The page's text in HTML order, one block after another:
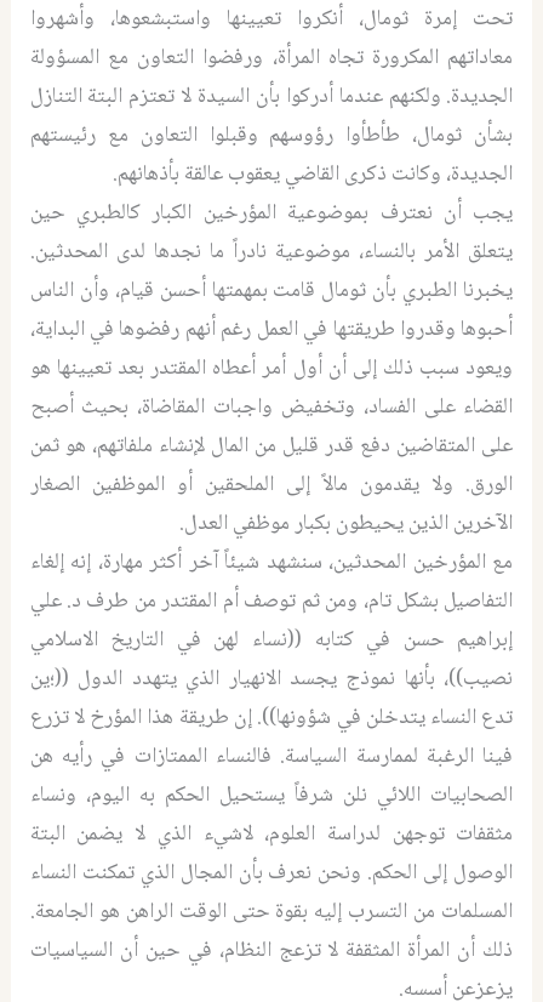
تحت إمرة ثومال، أنكروا تعيينها واستبشعوها، وأشهروا
معاداتهم المكرورة تجاه المرأة، ورفضوا التعاون مع المسؤولة
الجديدة. ولكنهم عندما أدركوا بأن السيدة لا تعتزم البتة التنازل
بشأن ثومال، طأطأوا رؤوسهم وقبلوا التعاون مع رئيستهم
الجديدة، وكانت ذكرى القاضي يعقوب عالقة بأذهانهم.
يجب أن نعترف بموضوعية المؤرخين الكبار كالطبري حين
يتعلق الأمر بالنساء، موضوعية نادراً ما نجدها لدى المحدثين.
يخبرنا الطبري بأن ثومال قامت بمهمتها أحسن قيام، وأن الناس
أحبوها وقدروا طريقتها في العمل رغم أنهم رفضوها في البداية،
ويعود سبب ذلك إلى أن أول أمر أعطاه المقتدر بعد تعيينها هو
القضاء على الفساد، وتخفيض واجبات المقاضاة، بحيث أصبح
على المتقاضين دفع قدر قليل من المال لإنشاء ملفاتهم، هو ثمن
الورق. ولا يقدمون مالاً إلى الملحقين أو الموظفين الصغار
الآخرين الذين يحيطون بكبار موظفي العدل.
مع المؤرخين المحدثين، سنشهد شيئاً آخر أكثر مهارة، إنه إلغاء
التفاصيل بشكل تام، ومن ثم توصف أم المقتدر من طرف د. علي
إبراهيم حسن في كتابه ((نساء لهن في التاريخ الاسلامي
نصيب))، بأنها نموذج يجسد الانهيار الذي يتهدد الدول ((؛ين
تدع النساء يتدخلن في شؤونها)). إن طريقة هذا المؤرخ لا تزرع
فينا الرغبة لممارسة السياسة. فالنساء الممتازات في رأيه هن
الصحابيات اللائي نلن شرفاً يستحيل الحكم به اليوم، ونساء
مثقفات توجهن لدراسة العلوم، لاشيء الذي لا يضمن البتة
الوصول إلى الحكم. ونحن نعرف بأن المجال الذي تمكنت النساء
المسلمات من التسرب إليه بقوة حتى الوقت الراهن هو الجامعة.
ذلك أن المرأة المثقفة لا تزعج النظام، في حين أن السياسيات
يزعزعن أسسه.